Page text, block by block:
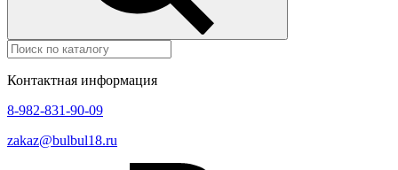
Контактная информация
8-982-831-90-09
zakaz@bulbul18.ru